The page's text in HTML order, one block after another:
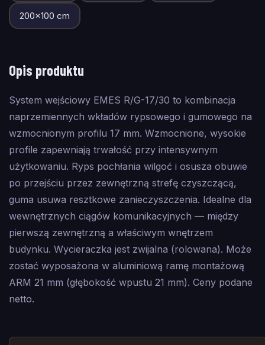
200×100 cm
Opis produktu
System wejściowy EMES R/G-17/30 to kombinacja
naprzemiennych wkładów rypsowego i gumowego na
wzmocnionym profilu 17 mm. Wzmocnione, wysokie
profile zapewniają trwałość przy intensywnym
użytkowaniu. Ryps pochłania wilgoć i osusza obuwie
po przejściu przez zewnętrzną strefę czyszczącą,
guma usuwa resztkowe zanieczyszczenia. Idealne dla
wewnętrznych ciągów komunikacyjnych — między
pierwszą zewnętrzną a właściwym wnętrzem
budynku. Wycieraczka jest zwijalna (rolowana). Może
zostać wyposażona w aluminiową ramę montażową
ARM 21 mm (głębokość wpustu 21 mm). Ceny podane
netto.